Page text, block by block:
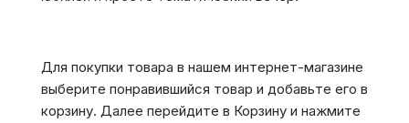
Для покупки товара в нашем интернет-магазине
выберите понравившийся товар и добавьте его в
корзину. Далее перейдите в Корзину и нажмите